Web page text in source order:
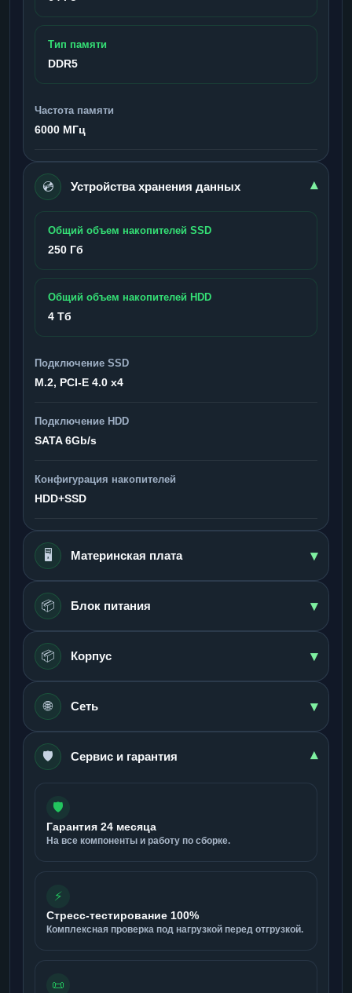
Тип памяти
DDR5
Частота памяти
6000 МГц
💿 Устройства хранения данных ▾
Общий объем накопителей SSD
250 Гб
Общий объем накопителей HDD
4 Тб
Подключение SSD
M.2, PCI-E 4.0 x4
Подключение HDD
SATA 6Gb/s
Конфигурация накопителей
HDD+SSD
🖥️ Материнская плата ▾
📦 Блок питания ▾
📦 Корпус ▾
🌐 Сеть ▾
🛡️ Сервис и гарантия ▾
🛡️
Гарантия 24 месяца
На все компоненты и работу по сборке.
⚡
Стресс-тестирование 100%
Комплексная проверка под нагрузкой перед отгрузкой.
📜